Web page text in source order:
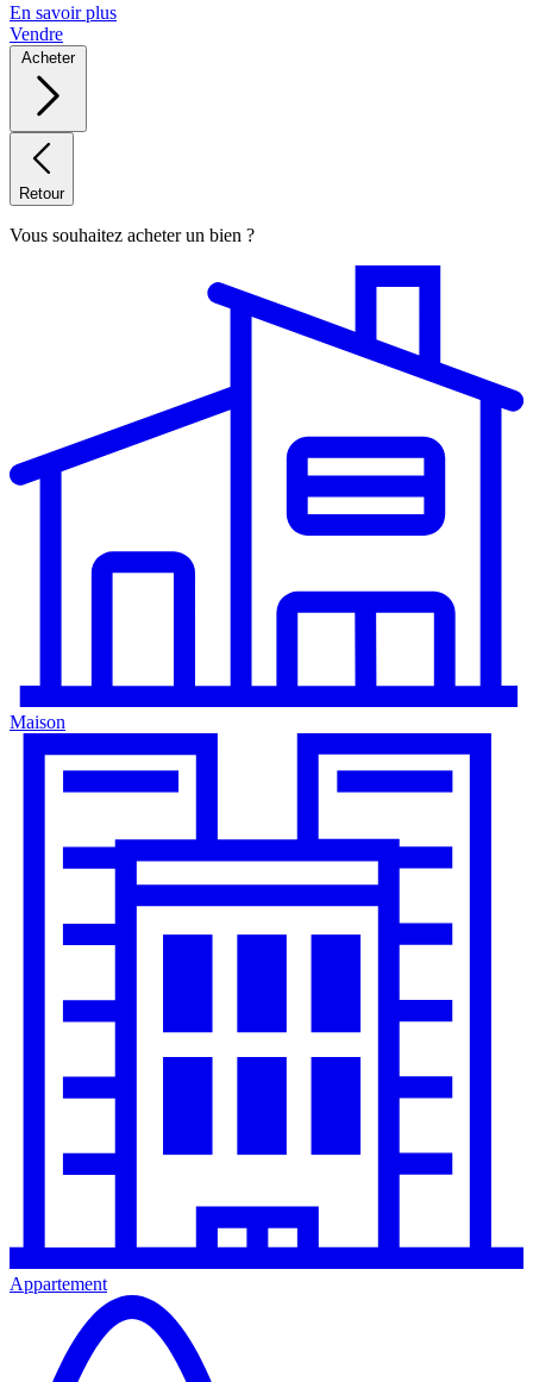
En savoir plus
Vendre
Acheter
Retour
Vous souhaitez acheter un bien ?
Maison
Appartement